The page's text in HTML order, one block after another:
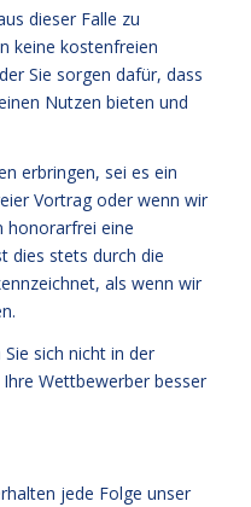
dieser Falle zu
keine kostenfreien
Sie sorgen dafür, dass
Nutzen bieten und
erbringen, sei es ein
Vortrag oder wenn wir
honorarfrei eine
dies stets durch die
als wenn wir
sich nicht in der
Wettbewerber besser
jede Folge unser